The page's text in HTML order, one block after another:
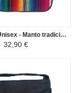
Morral Inka Unisex - Manto tradicional Peruano - Colorido Manu
32,90 €